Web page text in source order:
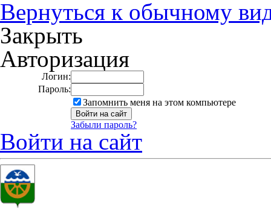
Вернуться к обычному
Закрыть
Авторизация
Логин:
Пароль:
Запомнить меня на этом компьютере
Забыли пароль?
Войти на сайт